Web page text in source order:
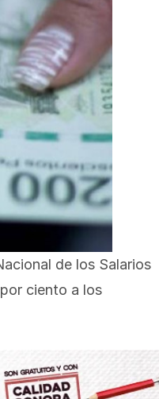
de los Salarios
ciento a los